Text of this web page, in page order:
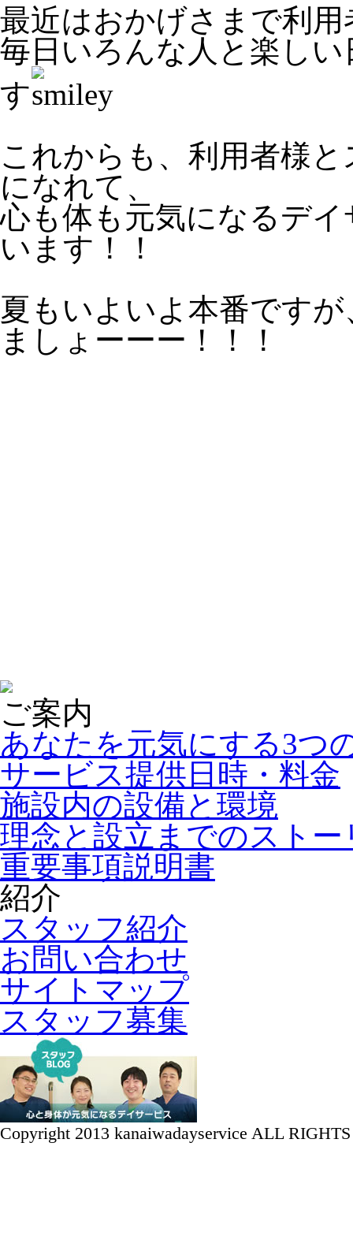
最近はおかげさまで利
毎日いろんな人と楽し
す
これからも、利用者様
になれて、
心も体も元気になるデ
います！！
夏もいよいよ本番です
ましょーーー！！！
ご案内
あなたを元気にする3つ
サービス提供日時・料金
施設内の設備と環境
理念と設立までのストー
重要事項説明書
紹介
スタッフ紹介
お問い合わせ
サイトマップ
スタッフ募集
Copyright 2013 kanaiwadayservice ALL